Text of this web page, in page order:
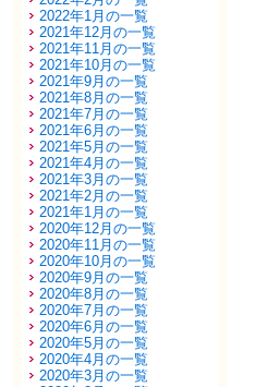
2022年1月の一覧
2021年12月の一覧
2021年11月の一覧
2021年10月の一覧
2021年9月の一覧
2021年8月の一覧
2021年7月の一覧
2021年6月の一覧
2021年5月の一覧
2021年4月の一覧
2021年3月の一覧
2021年2月の一覧
2021年1月の一覧
2020年12月の一覧
2020年11月の一覧
2020年10月の一覧
2020年9月の一覧
2020年8月の一覧
2020年7月の一覧
2020年6月の一覧
2020年5月の一覧
2020年4月の一覧
2020年3月の一覧